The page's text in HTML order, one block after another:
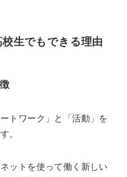
生でもできる理由
トワーク」と「活動」を
。
ットを使って働く新しい